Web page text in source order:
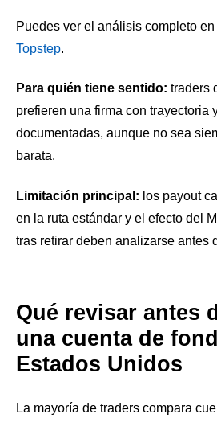
Puedes ver el análisis completo en
Topstep.
Para quién tiene sentido: traders
prefieren una firma con trayectoria
documentadas, aunque no sea
barata.
Limitación principal: los payout
en la ruta estándar y el efecto del
tras retirar deben analizarse antes
Qué revisar antes
una cuenta de
Estados Unidos
La mayoría de traders compara